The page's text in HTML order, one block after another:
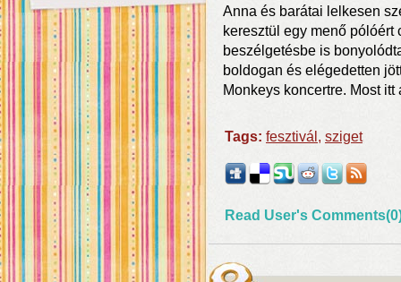
Anna és barátai lelkesen
keresztül egy menő
beszélgetésbe is
boldogan és elégedetten
Monkeys koncertre. Most
Tags: fesztivál , sziget
Read User's